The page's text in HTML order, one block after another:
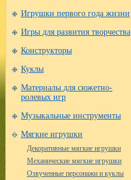
Игрушки первого года жизни
Игры для развития творчества
Конструкторы
Куклы
Материалы для сюжетно-
ролевых игр
Музыкальные инструменты
Мягкие игрушки
Декоративные мягкие игрушки
Механические мягкие игрушки
Озвученные персонажи и куклы